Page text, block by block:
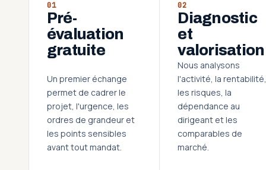
01
Pré-
évaluation
gratuite
Un premier échange
permet de cadrer le
projet, l'urgence, les
ordres de grandeur et
les points sensibles
avant tout mandat.
02
Diagnostic
et
valorisation
Nous analysons
l'activité, la
les risques, la
dépendance au
dirigeant et les
comparables de
marché.